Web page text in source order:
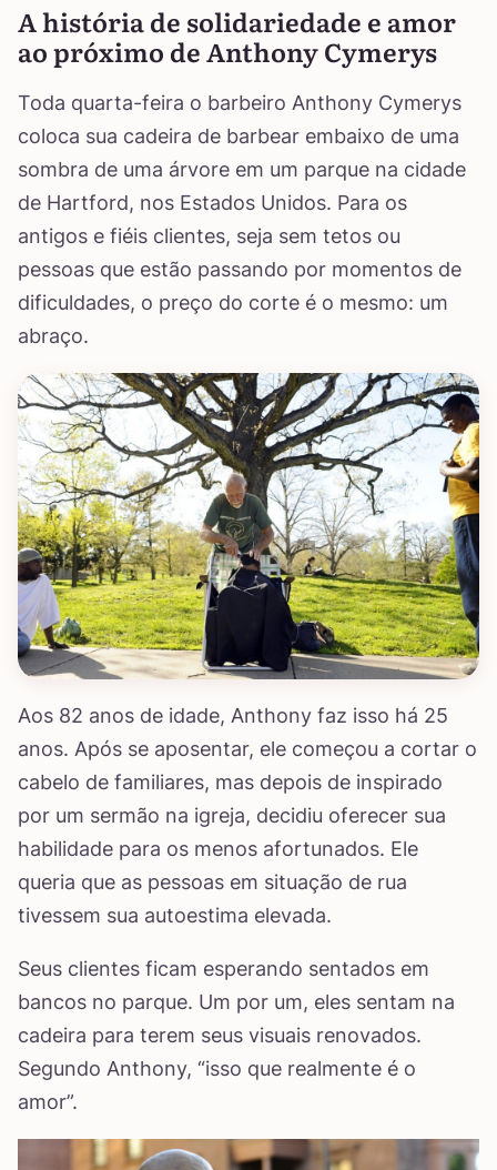
A história de solidariedade e amor
ao próximo de Anthony Cymerys
Toda quarta-feira o barbeiro Anthony Cymerys
coloca sua cadeira de barbear embaixo de uma
sombra de uma árvore em um parque na cidade
de Hartford, nos Estados Unidos. Para os
antigos e fiéis clientes, seja sem tetos ou
pessoas que estão passando por momentos de
dificuldades, o preço do corte é o mesmo: um
abraço.
Aos 82 anos de idade, Anthony faz isso há 25
anos. Após se aposentar, ele começou a cortar o
cabelo de familiares, mas depois de inspirado
por um sermão na igreja, decidiu oferecer sua
habilidade para os menos afortunados. Ele
queria que as pessoas em situação de rua
tivessem sua autoestima elevada.
Seus clientes ficam esperando sentados em
bancos no parque. Um por um, eles sentam na
cadeira para terem seus visuais renovados.
Segundo Anthony, “isso que realmente é o
amor”.